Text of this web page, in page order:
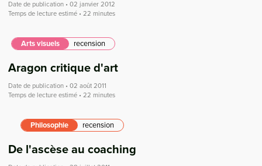
Date de publication • 02 janvier 2012
Temps de lecture estimé • 22 minutes
Arts visuels recension
Aragon critique d'art
Date de publication • 02 août 2011
Temps de lecture estimé • 22 minutes
Philosophie recension
De l'ascèse au coaching